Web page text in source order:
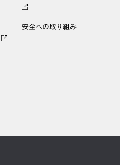
安全への取り組み